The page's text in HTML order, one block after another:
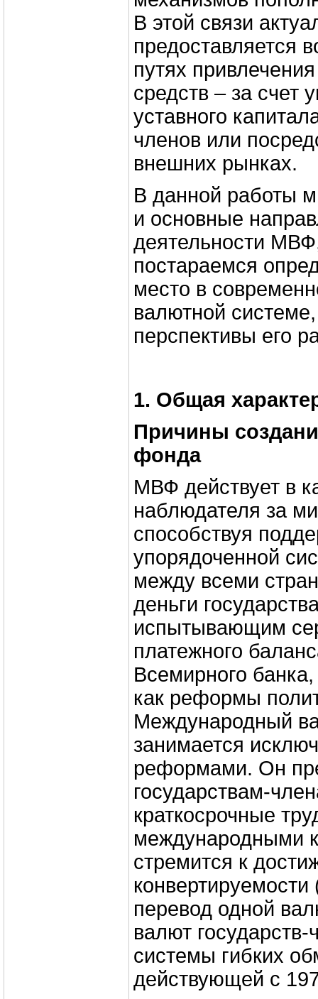
В этой связи
предоставляется
путях
средств – за счет
уставного
членов или
внешних рынках.
В данной работы
и основные
деятельности
постараемся
место в
валютной
перспективы его
1. Общая
Причины
фонда
МВФ действует в
наблюдателя за
способствуя
упорядоченной
между всеми
деньги
испытывающим
платежного
Всемирного
как реформы
Международный
занимается
реформами. Он
государствам-
краткосрочные
международными
стремится к
перевод одной
валют
системы гибких
действующей с